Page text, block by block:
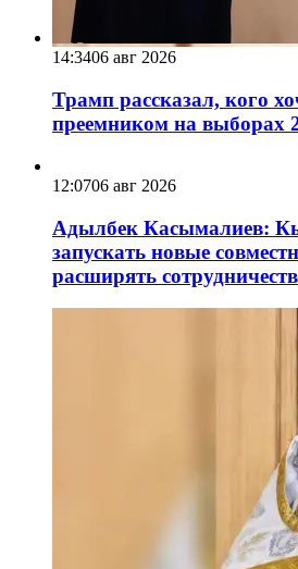
14:3406 авг 2026
Трамп рассказал, кого
преемником на выборах
12:0706 авг 2026
Адылбек Касымалиев:
запускать новые
расширять